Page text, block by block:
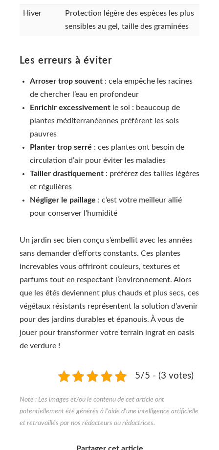
Hiver
Protection légère des espèces les plus
sensibles au gel, taille des graminées
Les erreurs à éviter
Arroser trop souvent : cela empêche les racines
de chercher l’eau en profondeur
Enrichir excessivement le sol : beaucoup de
plantes méditerranéennes préfèrent les sols
pauvres
Planter trop serré : ces plantes ont besoin de
circulation d’air pour éviter les maladies
Tailler drastiquement : préférez des tailles légères
et régulières
Négliger le paillage : c’est votre meilleur allié
pour conserver l’humidité
Un jardin sec bien conçu s’embellit avec les années
sans demander d’efforts constants. Ces plantes
increvables vous offriront couleurs, textures et
parfums tout en respectant l’environnement. Alors
que les étés deviennent plus chauds et plus secs, ces
végétaux résistants représentent la solution d’avenir
pour des jardins durables et épanouis. À vous de
jouer pour transformer votre terrain ingrat en oasis
de verdure !
5/5 - (3 votes)